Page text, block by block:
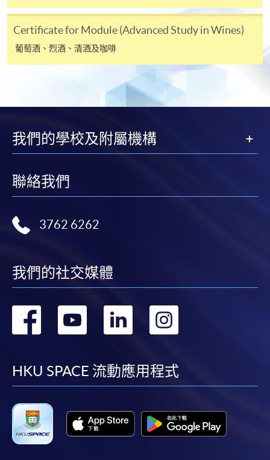
課程/科目報名注意事項:
選用網上報名服務必須在已接駁互聯網及支援
JavaScript程式瀏覽器的電腦上進行。建議選用
Google Chrome瀏覽器。
申請人不應閒置申請超過10分鐘。否則，申請人
網上報名只支援「提早報讀優惠」。如需享用其他
統處理上為兩個不同的程序，成功付款並不保證成
功被獲取錄。任何不成功的申請，課程組職員將儘
在網上報名過程中，付款成功後，網頁將顯示付款
確認。另外，確認電子郵件亦會發送到 閣下的電
除特殊情況(例如課程因報名人數不足而被取消)及
法例規定外，一切已繳費用，概不退還。
取錄的證明。學院將在截止報名日期後儘快通知申
請者是否獲取錄。落選的申請人將獲退還已繳交的
Certificate for Module (Advanced Study in Wines)
葡萄酒、烈酒、清酒及咖啡
我們的學校及附屬機構
聯絡我們
3762 6262
我們的社交媒體
轉
facebook
轉
youtube
轉
linkedin
轉
HKU SPACE 流動應用程式